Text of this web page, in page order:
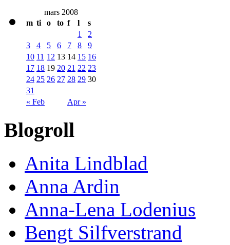
mars 2008
m ti o to f l s
« Feb Apr »
1
2
3
4 5 6 7 8
9
10 11 12 13 14 15 16
17 18 19 20 21 22 23
24 25 26 27 28 29 30
31
Blogroll
Anita Lindblad
Anna Ardin
Anna-Lena Lodenius
Bengt Silfverstrand